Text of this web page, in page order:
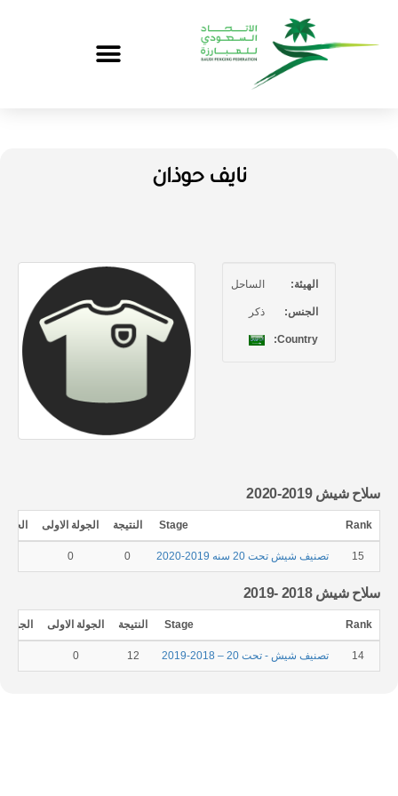
نايف حوذان
الهيئة: الساحل
الجنس: ذكر
Country:
سلاح شيش 2019-2020
Rank
Stage النتيجة الجولة الاولى
15 تصنيف شيش تحت 20 سنه 2019-2020 0
0
سلاح شيش 2018 -2019
Rank
Stage النتيجة الجولة الاولى الجولة
14 تصنيف شيش - تحت 20 – 2018-2019 12
0